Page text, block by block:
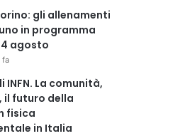
gli allenamenti
in programma
agosto
fa
INFN. La comunità,
il futuro della
fisica
in Italia